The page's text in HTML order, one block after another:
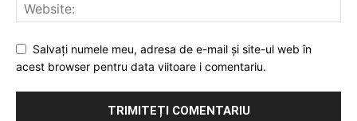
Salvați numele meu, adresa de e-mail și site-ul web în
acest browser pentru data viitoare i comentariu.